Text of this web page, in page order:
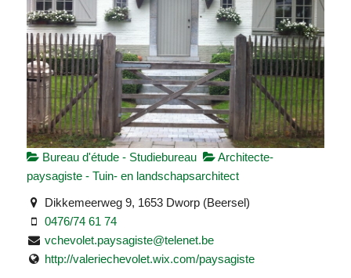
Bureau d'étude - Studiebureau
Architecte-
paysagiste - Tuin- en landschapsarchitect
Dikkemeerweg 9, 1653 Dworp (Beersel)
0476/74 61 74
vchevolet.paysagiste@telenet.be
http://valeriechevolet.wix.com/paysagiste